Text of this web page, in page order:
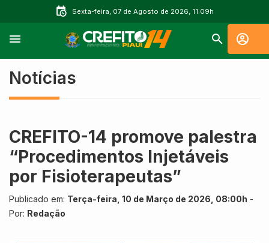
Sexta-feira, 07 de Agosto de 2026, 11:09h
Notícias
CREFITO-14 promove palestra
“Procedimentos Injetáveis
por Fisioterapeutas”
Publicado em: Terça-feira, 10 de Março de 2026, 08:00h -
Por: Redação